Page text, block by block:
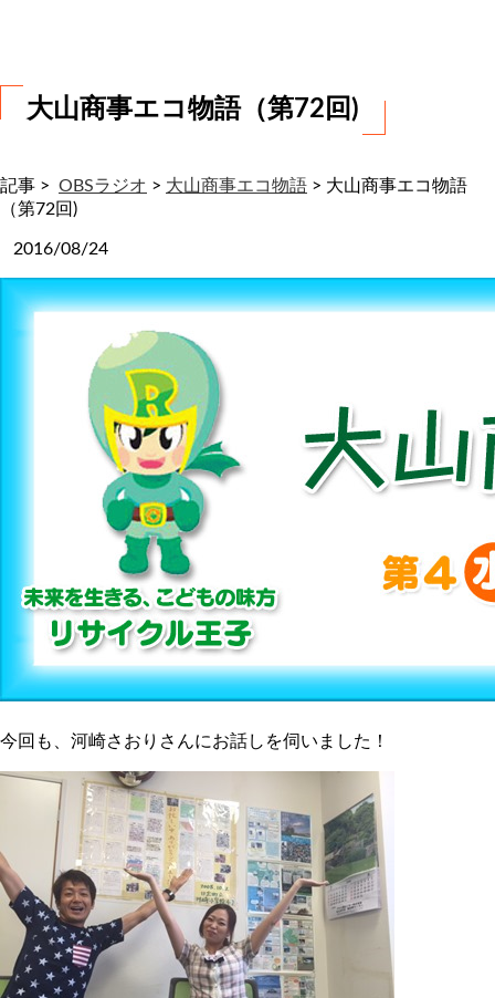
大山商事エコ物語（第72回)
記事 > OBSラジオ > 大山商事エコ物語 > 大山商事エコ物語
（第72回)
2016/08/24
今回も、河崎さおりさんにお話しを伺いました！